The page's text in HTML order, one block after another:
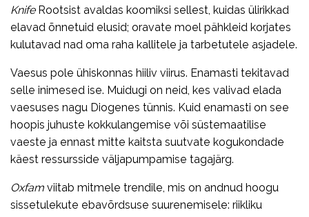
Knife Rootsist avaldas koomiksi sellest, kuidas ülirikkad
elavad õnnetuid elusid; oravate moel pähkleid korjates
kulutavad nad oma raha kallitele ja tarbetutele asjadele.
Vaesus pole ühiskonnas hiiliv viirus. Enamasti tekitavad
selle inimesed ise. Muidugi on neid, kes valivad elada
vaesuses nagu Diogenes tünnis. Kuid enamasti on see
hoopis juhuste kokkulangemise või süstemaatilise
vaeste ja ennast mitte kaitsta suutvate kogukondade
käest ressursside väljapumpamise tagajärg.
Oxfam viitab mitmele trendile, mis on andnud hoogu
sissetulekute ebavõrdsuse suurenemisele: riikliku